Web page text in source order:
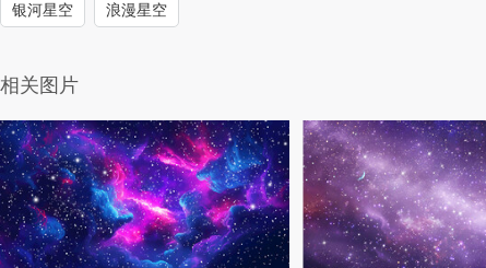
银河星空 浪漫星空
相关图片